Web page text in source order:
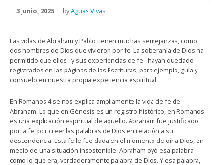
3 junio, 2025 byAguas Vivas
Las vidas de Abraham y Pablo tienen muchas semejanzas, como
dos hombres de Dios que vivieron por fe. La soberanía de Dios ha
permitido que ellos –y sus experiencias de fe– hayan quedado
registrados en las páginas de las Escrituras, para ejemplo, guía y
consuelo en nuestra propia experiencia espiritual.
En Romanos 4 se nos explica ampliamente la vida de fe de
Abraham. Lo que en Génesis es un registro histórico, en Romanos
es una explicación espiritual de aquello. Abraham fue justificado
por la fe, por creer las palabras de Dios en relación a su
descendencia. Esta fe le fue dada en el momento de oír a Dios, en
medio de una situación insostenible. Abraham oyó esa palabra
como lo que era, verdaderamente palabra de Dios. Y esa palabra,